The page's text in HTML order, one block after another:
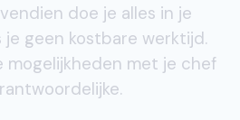
doe je alles in je
geen kostbare werktijd.
mogelijkheden met je chef